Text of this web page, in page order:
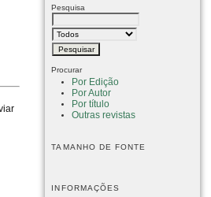
Pesquisa
Procurar
Por Edição
Por Autor
Por título
Outras revistas
TAMANHO DE FONTE
INFORMAÇÕES